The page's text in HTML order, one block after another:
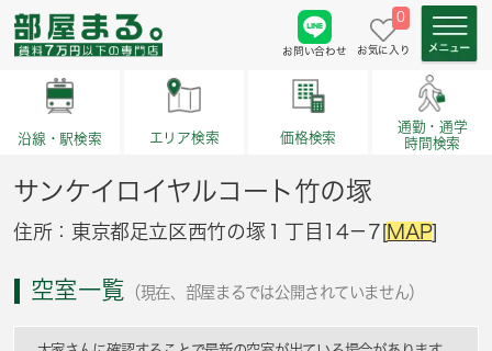
お問い合わせ
0
お気に入り
沿線・駅検索 エリア検索 価格検索
通勤・通学
時間検索
サンケイロイヤルコート竹の塚
住所：東京都足立区西竹の塚１丁目14－7[MAP]
空室一覧 （現在、部屋まるでは公開されていません）